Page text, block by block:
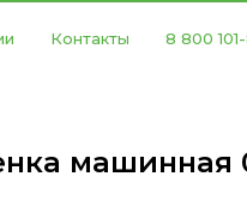
Контакты 8 800
машинная